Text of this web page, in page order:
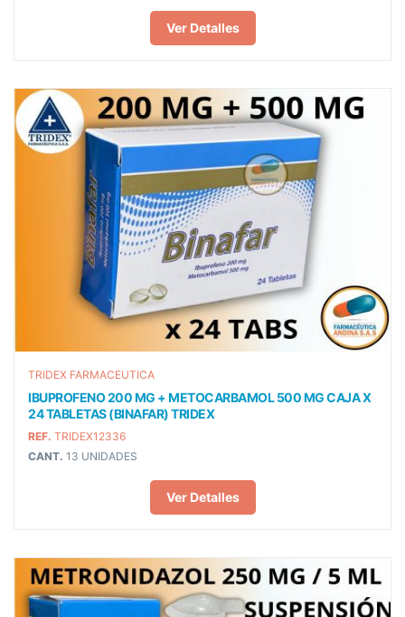
Ver Detalles
TRIDEX FARMACEUTICA
IBUPROFENO 200 MG + METOCARBAMOL 500 MG CAJA X
24 TABLETAS (BINAFAR) TRIDEX
REF. TRIDEX12336
CANT. 13 UNIDADES
Ver Detalles